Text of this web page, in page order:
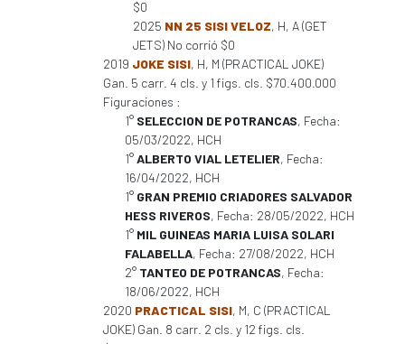
$0
2025 NN 25 SISI VELOZ, H, A (GET
JETS) No corrió $0
2019 JOKE SISI, H, M (PRACTICAL JOKE)
Gan. 5 carr. 4 cls. y 1 figs. cls. $70.400.000
Figuraciones :
1° SELECCION DE POTRANCAS, Fecha:
05/03/2022, HCH
1°ALBERTO VIAL LETELIER, Fecha:
16/04/2022, HCH
1° GRAN PREMIO CRIADORES SALVADOR
HESS RIVEROS, Fecha: 28/05/2022, HCH
1° MIL GUINEAS MARIA LUISA SOLARI
FALABELLA, Fecha: 27/08/2022, HCH
2° TANTEO DE POTRANCAS, Fecha:
18/06/2022, HCH
2020 PRACTICAL SISI, M, C (PRACTICAL
JOKE) Gan. 8 carr. 2 cls. y 12 figs. cls.